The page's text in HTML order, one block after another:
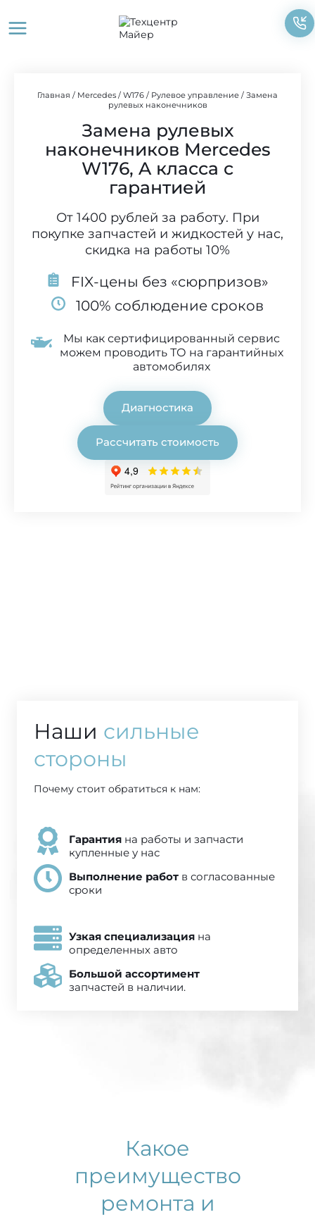
содержимому
Главная / Mercedes / W176 / Рулевое управление / Замена
рулевых наконечников
Замена рулевых
наконечников Mercedes
W176, A класса с
гарантией
От 1400 рублей за работу. При
покупке запчастей и жидкостей у нас,
скидка на работы 10%
FIX-цены без «сюрпризов»
100% соблюдение сроков
Мы как сертифицированный сервис
можем проводить ТО на гарантийных
автомобилях
Диагностика
Рассчитать стоимость
Наши сильные
стороны
Почему стоит обратиться к нам:
Гарантия на работы и запчасти
купленные у нас
Выполнение работ в согласованные
сроки
Узкая специализация на
определенных авто
Большой ассортимент
запчастей в наличии.
Какое
преимущество
ремонта и